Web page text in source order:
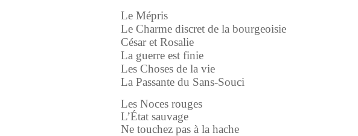
Le Mépris
Le Charme discret de la bourgeoisie
César et Rosalie
La guerre est finie
Les Choses de la vie
La Passante du Sans-Souci
Les Noces rouges
L’État sauvage
Ne touchez pas à la hache